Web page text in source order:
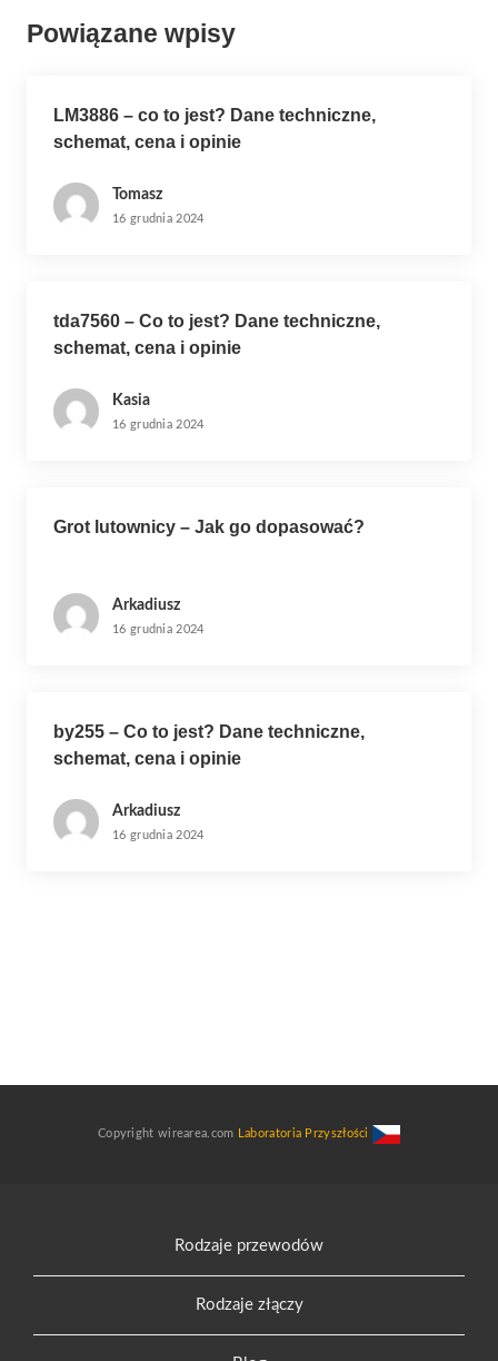
w
Powiązane wpisy
LM3886 – co to jest? Dane techniczne,
schemat, cena i opinie
Tomasz
16 grudnia 2024
tda7560 – Co to jest? Dane techniczne,
schemat, cena i opinie
Kasia
16 grudnia 2024
Grot lutownicy – Jak go dopasować?
Arkadiusz
16 grudnia 2024
by255 – Co to jest? Dane techniczne,
schemat, cena i opinie
Arkadiusz
16 grudnia 2024
Copyright wirearea.com Laboratoria Przyszłości
Rodzaje przewodów
Rodzaje złączy